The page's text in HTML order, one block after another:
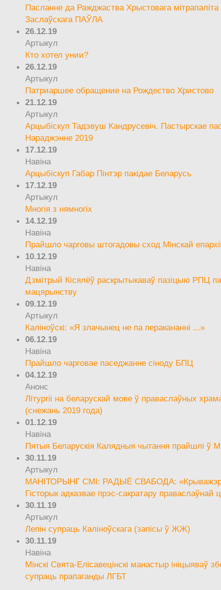
Пасланне да Ражджаства Хрыстовага мітрапаліта
Заслаўскага ПАЎЛА
26.12.19
Артыкул
Кто хотел унии?
26.12.19
Артыкул
Патриаршее обращение на Рождество Христово
21.12.19
Артыкул
Арцыбіскуп Тадэвуш Кандрусевіч. Пастырскае
Нараджэнне 2019
17.12.19
Навіна
Арцыбіскуп Габар Пінтэр пакідае Беларусь
17.12.19
Артыкул
Многія з нямногіх
14.12.19
Навіна
Прайшло чарговы штогадовы сход Мінскай
10.12.19
Навіна
Дзмітрый Кісялёў раскрытыкаваў пазіцыю РПЦ
мацярынству
09.12.19
Артыкул
Каліноўскі: «Я злачынец не па перакананні ...»
06.12.19
Навіна
Прайшло чарговае паседжанне сіноду БПЦ
04.12.19
Анонс
Літургіі на беларускай мове ў праваслаўных
(снежань 2019 года)
01.12.19
Навіна
Пятыя Беларускія Калядныя чытання прайшлі ў
30.11.19
Артыкул
МАНІТОРЫНГ СМІ: РАДЫЁ СВАБОДА:
Гісторык адказвае прэс-сакратару праваслаўнай
30.11.19
Артыкул
Лепін супраць Каліноўскага (запісы ў ЖЖ)
30.11.19
Навіна
Мінскі Свята-Елісавецінскі манастыр ініцыяваў
супраць прапаганды ЛГБТ